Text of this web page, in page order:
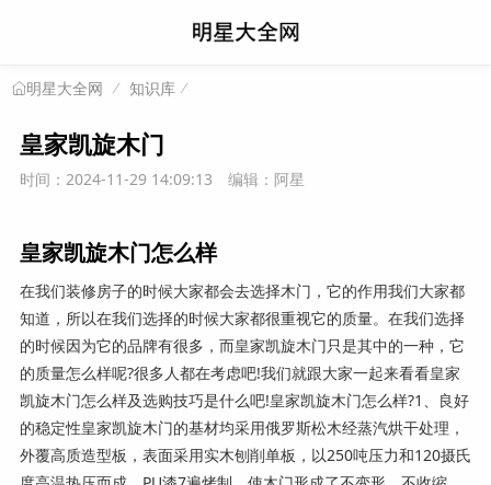
明星大全网 知识库
皇家凯旋木门
时间：2024-11-29 14:09:13 编辑：阿星
皇家凯旋木门怎么样
在我们装修房子的时候大家都会去选择木门，它的作用我们大家都
知道，所以在我们选择的时候大家都很重视它的质量。在我们选择
的时候因为它的品牌有很多，而皇家凯旋木门只是其中的一种，它
的质量怎么样呢?很多人都在考虑吧!我们就跟大家一起来看看皇家
凯旋木门怎么样及选购技巧是什么吧!皇家凯旋木门怎么样?1、良好
的稳定性皇家凯旋木门的基材均采用俄罗斯松木经蒸汽烘干处理，
外覆高质造型板，表面采用实木刨削单板，以250吨压力和120摄氏